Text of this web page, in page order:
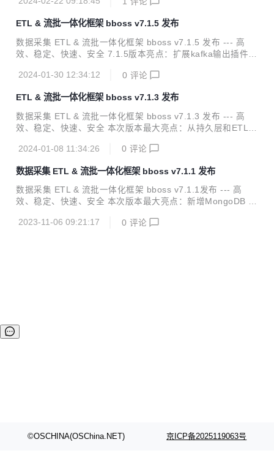
D，脚本，sql，jdbc，高亮，权重，聚合，IP地理位置解析，
户端负载容灾，兼容性好，易于集成 A highlevel rest client.
A high performence o/r mapping rest client. A dsl and sql r
est client. Support Elasti...
ETL & 流批一体化框架 bboss v7.1.5 发布
数据采集 ETL & 流批一体化框架 bboss v7.1.5 发布 --- 高
效、稳定、快速、安全 7.1.5版本亮点：扩展kafka输出插件，
是一个基于开源协议 Apache License 发布的开源项目，由开
Highlevel Java Restclient ， 一个高性能高兼容性的 Elastics
earch/Opensearch java 客户端框架 数据采集同步 ETL ，一
个基于 java 语言实现数据采集作业的强大 ETL 工具，提供...
2024-01-30 12:34:12 0 评论
ETL & 流批一体化框架 bboss v7.1.3 发布
数据采集 ETL & 流批一体化框架 bboss v7.1.3 发布 --- 高
效、稳定、快速、安全 本次版本最大亮点：从持久层和ETL两
均衡机制 bboss 是一个基于开源协议 Apache License 发布
成： Elasticsearch Highlevel Java Restclient ， 一个高性能
高兼容性的 Elasticsearch/Opensearch java 客户端框架 数
据采集同步 ETL ，一个基于 java 语言实现数据采集作业的
2024-01-08 11:34:26 0 评论
数据采集 ETL & 流批一体化框架 bboss v7.1.1 发布
数据采集 ETL & 流批一体化框架 bboss v7.1.1发布 --- 高
效、稳定、快速、安全 本次版本最大亮点：新增MongoDB C
据，也可每次作业重启从最新位置采集MongoDB 增、删、改
2023-11-06 09:21:17 0 评论
©OSCHINA(OSChina.NET) 京ICP备2025119063号